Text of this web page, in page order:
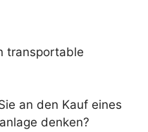
transportable
an den Kauf eines
denken?